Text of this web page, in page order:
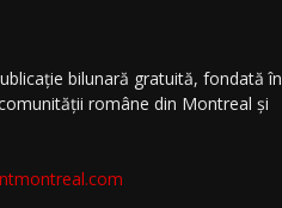
bilunară gratuită, fondată în
române din Montreal şi